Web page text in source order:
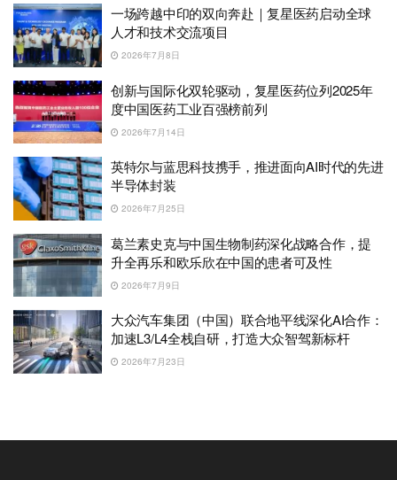
一场跨越中印的双向奔赴｜复星医药启动全球
人才和技术交流项目
2026年7月8日
创新与国际化双轮驱动，复星医药位列2025年
度中国医药工业百强榜前列
2026年7月14日
英特尔与蓝思科技携手，推进面向AI时代的先进
半导体封装
2026年7月25日
葛兰素史克与中国生物制药深化战略合作，提
升全再乐和欧乐欣在中国的患者可及性
2026年7月9日
大众汽车集团（中国）联合地平线深化AI合作：
加速L3/L4全栈自研，打造大众智驾新标杆
2026年7月23日